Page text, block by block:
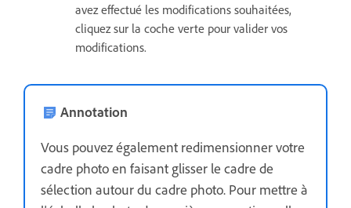
avez effectué les modifications souhaitées,
cliquez sur la coche verte pour valider vos
modifications.
Annotation
Vous pouvez également redimensionner votre
cadre photo en faisant glisser le cadre de
sélection autour du cadre photo. Pour mettre à